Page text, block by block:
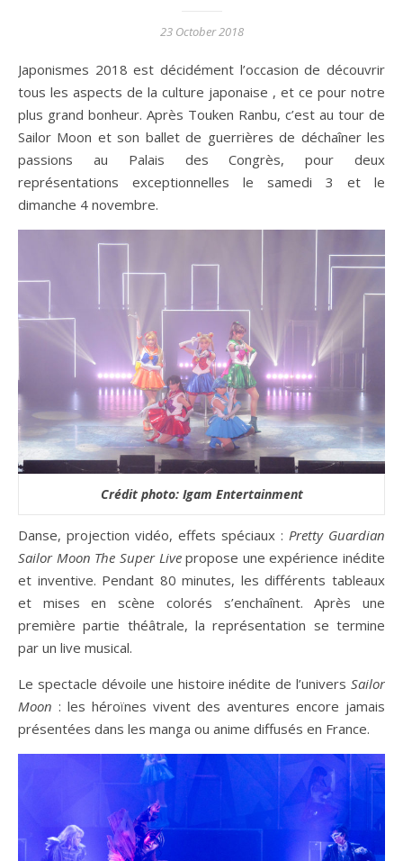
23 October 2018
Japonismes 2018 est décidément l’occasion de découvrir
tous les aspects de la culture japonaise , et ce pour notre
plus grand bonheur. Après Touken Ranbu, c’est au tour de
Sailor Moon et son ballet de guerrières de déchaîner les
passions au Palais des Congrès, pour deux
représentations exceptionnelles le samedi 3 et le
dimanche 4 novembre.
Crédit photo: Igam Entertainment
Danse, projection vidéo, effets spéciaux : Pretty Guardian
Sailor Moon The Super Livepropose une expérience inédite
et inventive. Pendant 80 minutes, les différents tableaux
et mises en scène colorés s’enchaînent. Après une
première partie théâtrale, la représentation se termine
par un live musical.
Le spectacle dévoile une histoire inédite de l’univers Sailor
Moon : les héroïnes vivent des aventures encore jamais
présentées dans les manga ou anime diffusés en France.